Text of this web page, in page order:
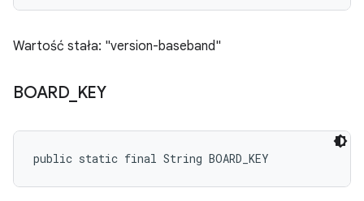
Wartość stała: "version-baseband"
BOARD_ KEY
public static final String BOARD_KEY